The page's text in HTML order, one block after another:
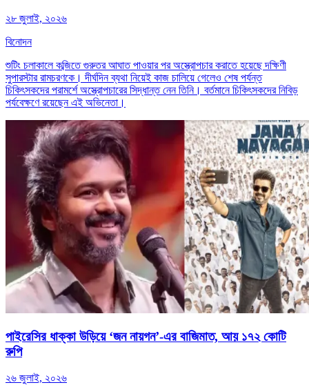
২৮ জুলাই, ২০২৬
বিনোদন
শুটিং চলাকালে কব্জিতে গুরুতর আঘাত পাওয়ার পর অস্ত্রোপচার করাতে হয়েছে দক্ষিণী
সুপারস্টার রামচরণকে। দীর্ঘদিন ব্যথা নিয়েই কাজ চালিয়ে গেলেও শেষ পর্যন্ত
চিকিৎসকদের পরামর্শে অস্ত্রোপচারের সিদ্ধান্ত নেন তিনি। বর্তমানে চিকিৎসকদের নিবিড়
পর্যবেক্ষণে রয়েছেন এই অভিনেতা।
পাইরেসির ধাক্কা উড়িয়ে ‘জন নায়গন’-এর বাজিমাত, আয় ১৭২ কোটি
রুপি
২৬ জুলাই, ২০২৬